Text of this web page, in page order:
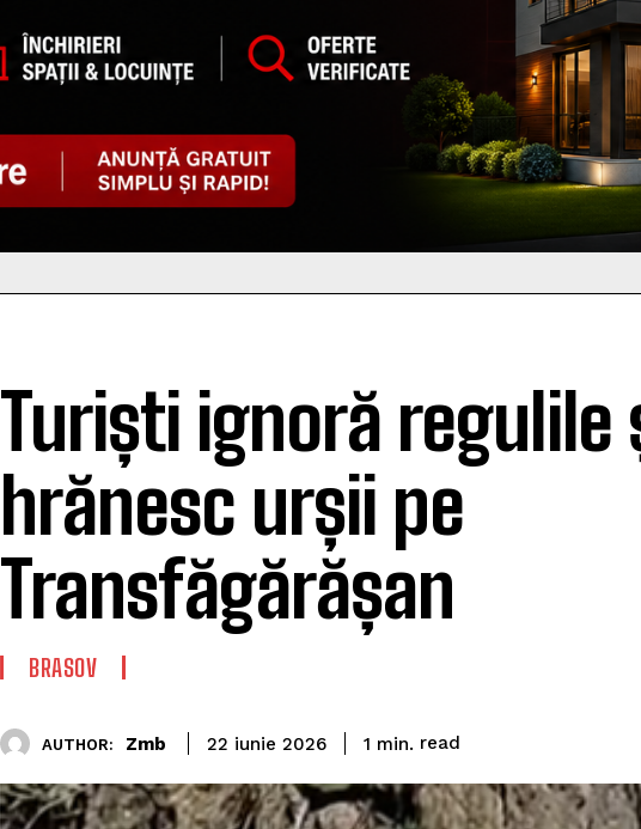
Turiști ignoră regulile
hrănesc urșii pe
Transfăgărășan
BRASOV
AUTHOR: Zmb 22 iunie 2026 1 min. read